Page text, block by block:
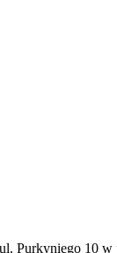
Purkyniego 10 w